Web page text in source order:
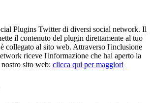
Plugins Twitter di diversi social network. Il
il contenuto del plugin direttamente al tuo
collegato al sito web. Attraverso l'inclusione
riceve l'informazione che hai aperto la
sito web: clicca qui per maggiori